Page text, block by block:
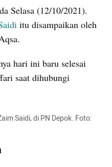
Selasa (12/10/2021).
itu disampaikan oleh
hari ini baru selesai
Saidi, di PN Depok. Foto: